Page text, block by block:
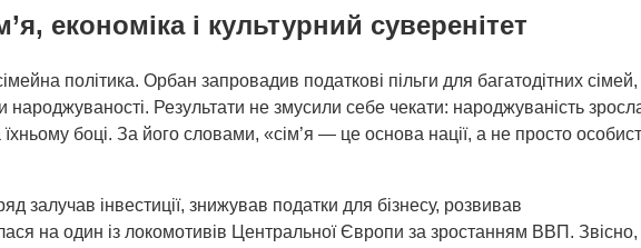
економіка і культурний суверенітет
політика. Орбан запровадив податкові пільги для багатодітних сімей,
народжуваності. Результати не змусили себе чекати: народжуваність
боці. За його словами, «сім’я — це основа нації, а не просто
залучав інвестиції, знижував податки для бізнесу, розвивав
на один із локомотивів Центральної Європи за зростанням ВВП. Звісно,